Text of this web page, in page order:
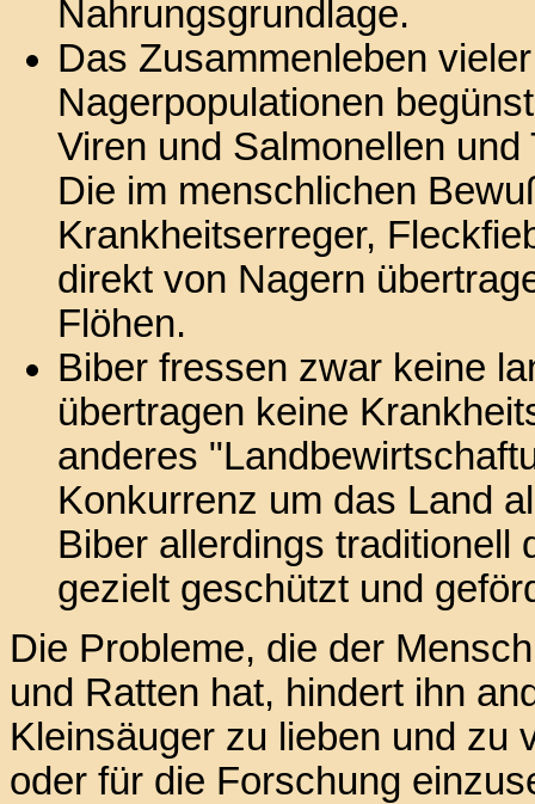
Nahrungsgrundlage.
Das Zusammenleben
Nagerpopulationen
Viren und Salmonellen
Die im menschlichen
Krankheitserreger,
direkt von Nagern
Flöhen.
Biber fressen zwar keine
übertragen keine
anderes
Konkurrenz um das Land
Biber allerdings traditionell
gezielt geschützt und
Die Probleme, die der
und Ratten hat, hindert ihn
Kleinsäuger zu lieben und zu
oder für die Forschung